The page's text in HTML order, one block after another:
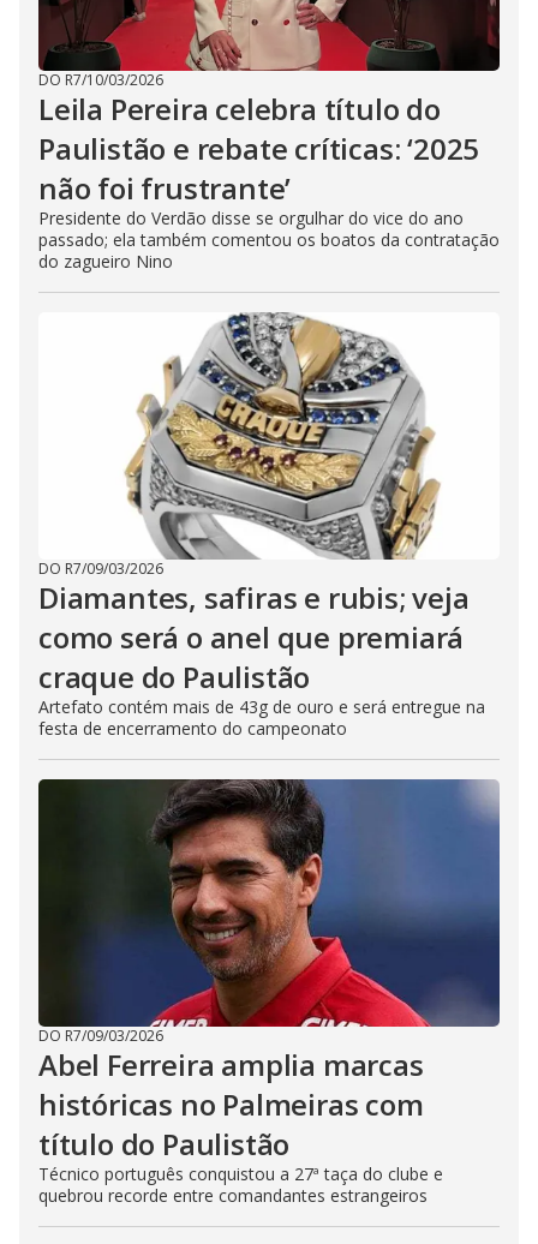
DO R7/10/03/2026
Leila Pereira celebra título do
Paulistão e rebate críticas: ‘2025
não foi frustrante’
Presidente do Verdão disse se orgulhar do vice do ano
passado; ela também comentou os boatos da contratação
do zagueiro Nino
DO R7/09/03/2026
Diamantes, safiras e rubis; veja
como será o anel que premiará
craque do Paulistão
Artefato contém mais de 43g de ouro e será entregue na
festa de encerramento do campeonato
DO R7/09/03/2026
Abel Ferreira amplia marcas
históricas no Palmeiras com
título do Paulistão
Técnico português conquistou a 27ª taça do clube e
quebrou recorde entre comandantes estrangeiros